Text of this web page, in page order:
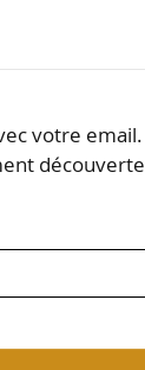
votre email.
découverte